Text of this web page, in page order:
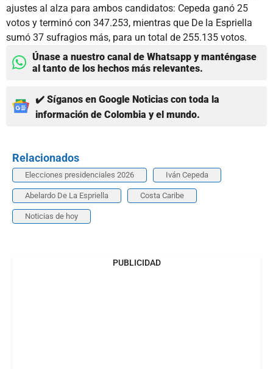
ajustes al alza para ambos candidatos: Cepeda ganó 25
votos y terminó con 347.253, mientras que De la Espriella
sumó 37 sufragios más, para un total de 255.135 votos.
Únase a nuestro canal de Whatsapp y manténgase
al tanto de los hechos más relevantes.
✔️ Síganos en Google Noticias con toda la
información de Colombia y el mundo.
Relacionados
Elecciones presidenciales 2026 Iván Cepeda
Abelardo De La Espriella Costa Caribe
Noticias de hoy
PUBLICIDAD